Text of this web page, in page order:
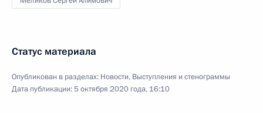
Статус материала
Опубликован в разделах: Новости, Выступления и стенограммы
Дата публикации:5 октября 2020 года, 16:10